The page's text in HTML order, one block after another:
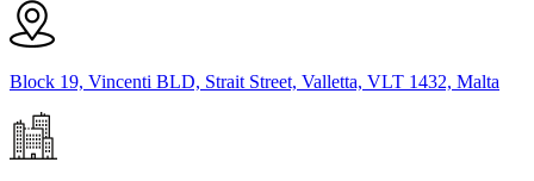
Block 19, Vincenti BLD, Strait Street, Valletta, VLT 1432, Malta